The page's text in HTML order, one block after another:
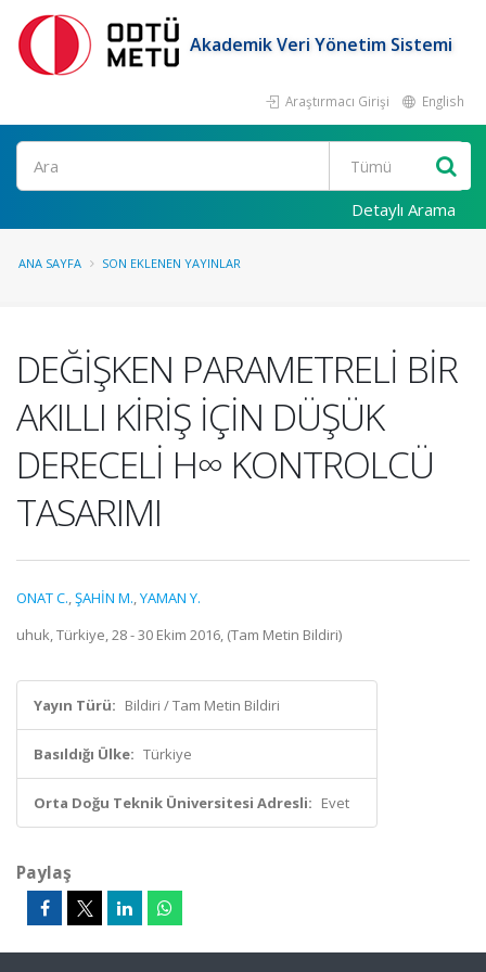
Akademik Veri Yönetim Sistemi
Araştırmacı Girişi English
Ara
Detaylı Arama
ANA SAYFA SON EKLENEN YAYINLAR
DEĞİŞKEN PARAMETRELİ BİR
AKILLI KİRİŞ İÇİN DÜŞÜK
DERECELİ H∞ KONTROLCÜ
TASARIMI
ONAT C.,ŞAHİN M.,YAMAN Y.
uhuk, Türkiye, 28 - 30 Ekim 2016, (Tam Metin Bildiri)
Yayın Türü: Bildiri / Tam Metin Bildiri
Basıldığı Ülke: Türkiye
Orta Doğu Teknik Üniversitesi Adresli: Evet
Paylaş